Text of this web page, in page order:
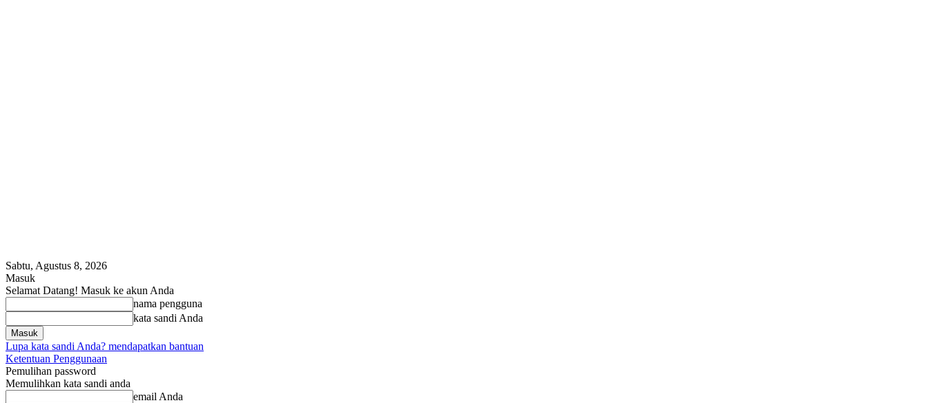
Sabtu, Agustus 8, 2026
Masuk
Selamat Datang! Masuk ke akun Anda
nama pengguna
kata sandi Anda
Lupa kata sandi Anda? mendapatkan bantuan
Ketentuan Penggunaan
Pemulihan password
Memulihkan kata sandi anda
email Anda